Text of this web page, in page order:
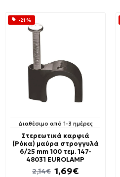
-21 %
Διαθέσιμο από 1-3 ημέρες
Στερεωτικά καρφιά
(Ρόκα) μαύρα στρογγυλά
6/25 mm 100 τεμ. 147-
48031 EUROLAMP
1,69€
2,14€